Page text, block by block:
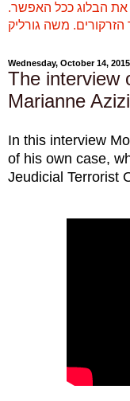
את הבלוג ככל האפשר.
משה גורליק
Wednesday, October 14, 2015
The interview
Marianne
In this interview
of his own case,
Jeudicial Terrorist